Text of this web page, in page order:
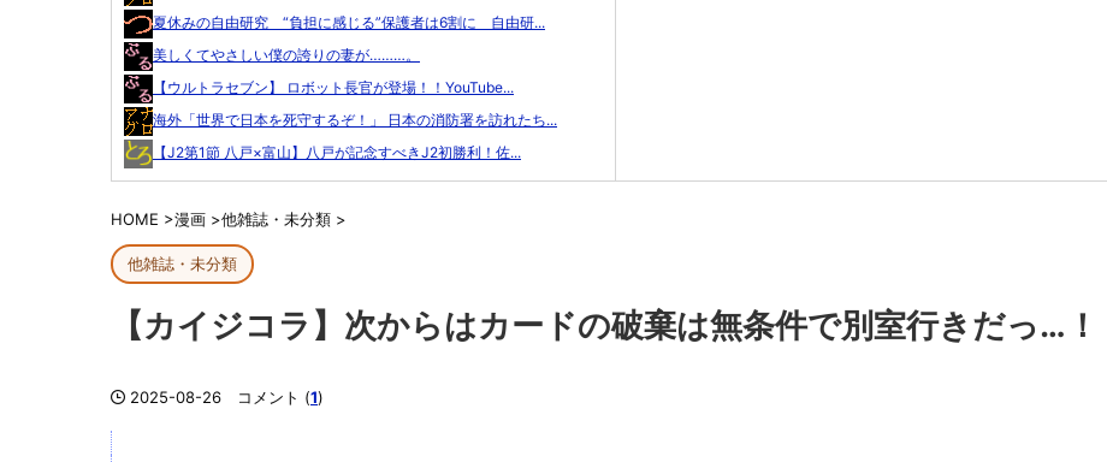
夏休みの自由研究 “負担に感じる”保護者は6割に 自由研...
美しくてやさしい僕の誇りの妻が………。
【ウルトラセブン】 ロボット長官が登場！！YouTube...
海外「世界で日本を死守するぞ！」 日本の消防署を訪れたち...
【J2第1節 八戸×富山】八戸が記念すべきJ2初勝利！佐...
HOME >漫画 >他雑誌・未分類 >
他雑誌・未分類
【カイジコラ】次からはカードの破棄は無条件で別室行きだっ…！
2025-08-26 コメント (1)